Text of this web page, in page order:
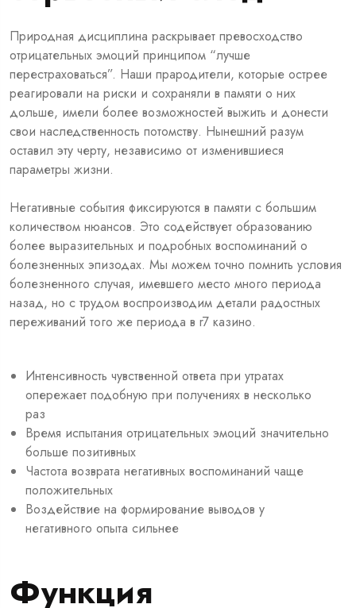
Природная дисциплина раскрывает превосходство
отрицательных эмоций принципом “лучше
перестраховаться”. Наши прародители, которые острее
реагировали на риски и сохраняли в памяти о них
дольше, имели более возможностей выжить и донести
свои наследственность потомству. Нынешний разум
оставил эту черту, независимо от изменившиеся
параметры жизни.
Негативные события фиксируются в памяти с большим
количеством нюансов. Это содействует образованию
более выразительных и подробных воспоминаний о
болезненных эпизодах. Мы можем точно помнить условия
болезненного случая, имевшего место много периода
назад, но с трудом воспроизводим детали радостных
переживаний того же периода в r7 казино.
Интенсивность чувственной ответа при утратах
опережает подобную при получениях в несколько
раз
Время испытания отрицательных эмоций значительно
больше позитивных
Частота возврата негативных воспоминаний чаще
положительных
Воздействие на формирование выводов у
негативного опыта сильнее
Функция